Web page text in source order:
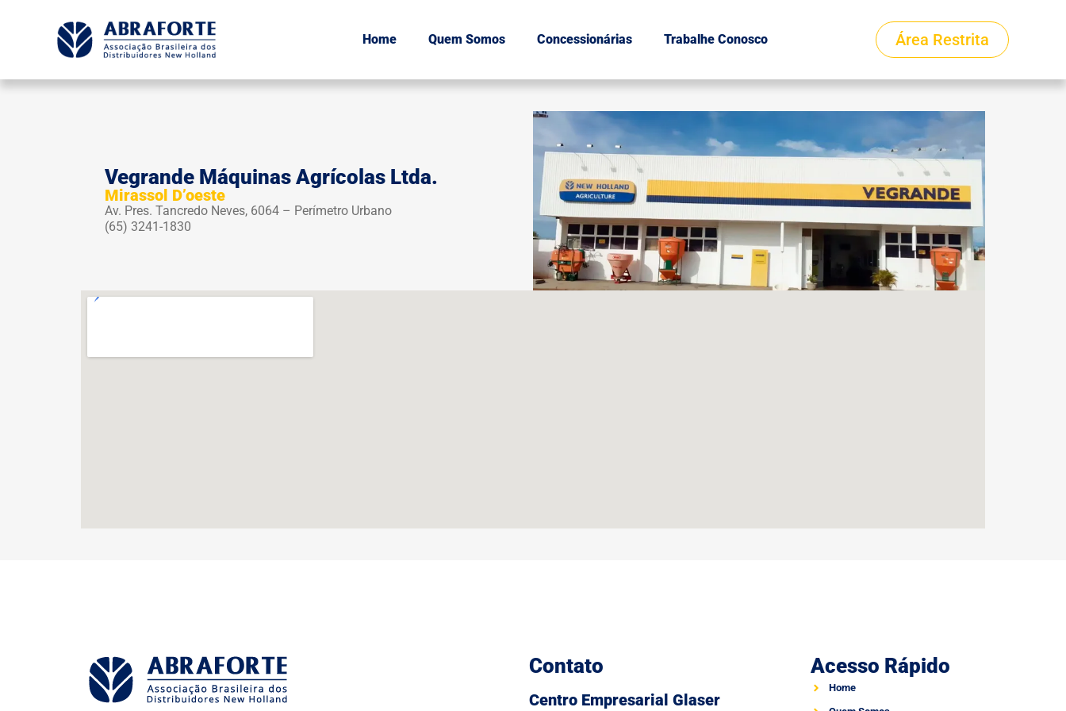
Home Quem Somos Concessionárias Trabalhe Conosco Área Restrita
Vegrande Máquinas Agrícolas Ltda.
Mirassol D’oeste
Av. Pres. Tancredo Neves, 6064 – Perímetro Urbano
(65) 3241-1830
Contato
Centro Empresarial Glaser
Acesso Rápido
Home